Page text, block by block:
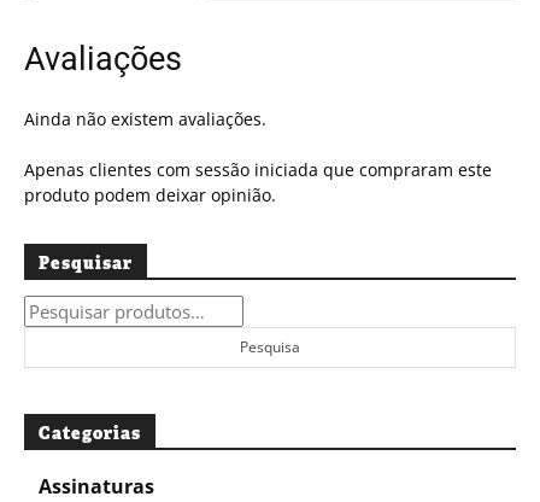
Avaliações
Ainda não existem avaliações.
Apenas clientes com sessão iniciada que compraram este
produto podem deixar opinião.
Pesquisar
Pesquisar
por:
Pesquisa
Categorias
Assinaturas